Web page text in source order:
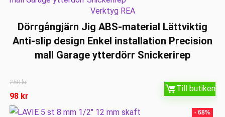
Verktyg REA
Dörrgångjärn Jig ABS-material Lättviktig
Anti-slip design Enkel installation Precision
mall Garage ytterdörr Snickerirep
250kr
98 kr
Till butiken
- 68%